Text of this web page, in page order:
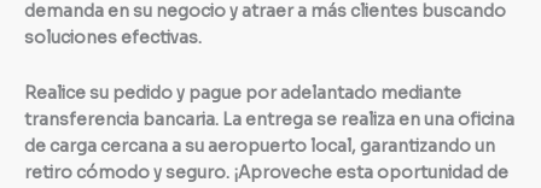
demanda en su negocio y atraer a más clientes buscando
soluciones efectivas.
Realice su pedido y pague por adelantado mediante
transferencia bancaria. La entrega se realiza en una oficina
de carga cercana a su aeropuerto local, garantizando un
retiro cómodo y seguro. ¡Aproveche esta oportunidad de